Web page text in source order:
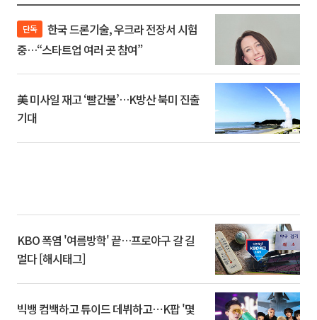
단독
중…“스타트업 여러 곳 참여”
美 미사일 재고 ‘빨간불’…K방산 북미 진출
기대
KBO 폭염 '여름방학' 끝…프로야구 갈 길
멀다 [해시태그]
빅뱅 컴백하고 튜이드 데뷔하고⋯K팝 '몇